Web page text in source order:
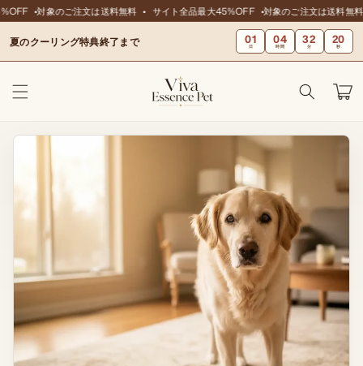
ンツに
スキッ
プ
対象のご注文は送料無料 サイト全品最大45%OFF 対象のご注文は送料無料
夏のクーリング特典終了まで 01
日
04
時間
32
分
19
秒
ー